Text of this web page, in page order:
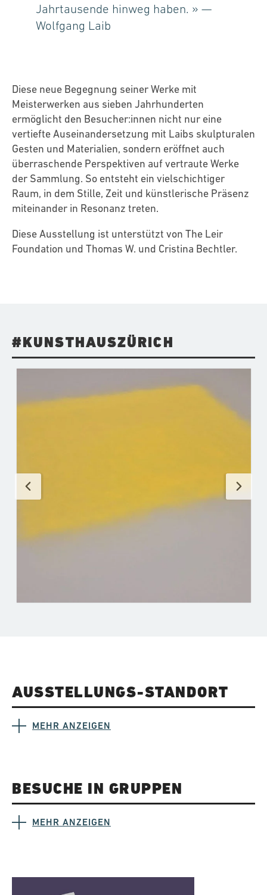
Jahrtausende hinweg haben. » —
Wolfgang Laib
Diese neue Begegnung seiner Werke mit
Meisterwerken aus sieben Jahrhunderten
ermöglicht den Besucher:innen nicht nur eine
vertiefte Auseinandersetzung mit Laibs skulpturalen
Gesten und Materialien, sondern eröffnet auch
überraschende Perspektiven auf vertraute Werke
der Sammlung. So entsteht ein vielschichtiger
Raum, in dem Stille, Zeit und künstlerische Präsenz
miteinander in Resonanz treten.
Diese Ausstellung ist unterstützt von The Leir
Foundation und Thomas W. und Cristina Bechtler.
#KUNSTHAUSZÜRICH
AUSSTELLUNGS-STANDORT
MEHR ANZEIGEN
BESUCHE IN GRUPPEN
MEHR ANZEIGEN